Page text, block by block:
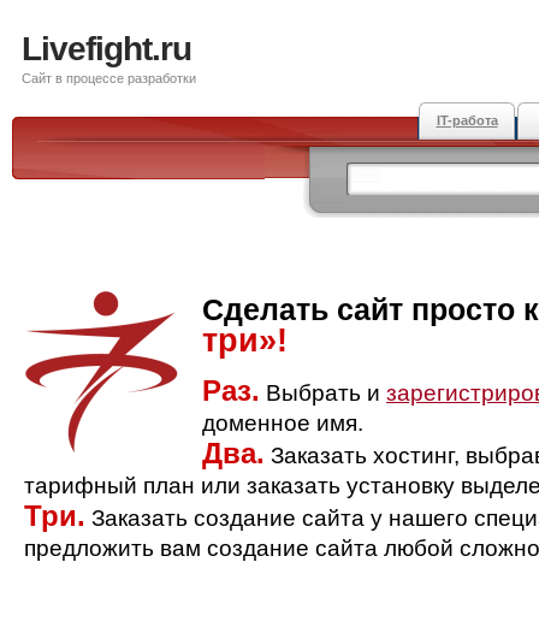
Livefight.ru
Сайт в процессе разработки
IT-работа
Сделать сайт просто
три»!
Раз. Выбрать и
доменное имя.
Два. Заказать хостинг,
тарифный план или заказать установку
Три. Заказать создание сайта у нашего
предложить вам создание сайта любой